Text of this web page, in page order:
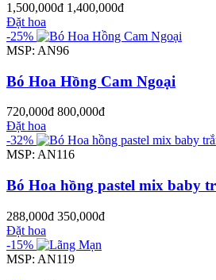
1,500,000đ 1,400,000đ
Đặt hoa
-25%
MSP: AN96
Bó Hoa Hồng Cam Ngoại
720,000đ 800,000đ
Đặt hoa
-32%
MSP: AN116
Bó Hoa hồng pastel mix baby
288,000đ 350,000đ
Đặt hoa
-15%
MSP: AN119